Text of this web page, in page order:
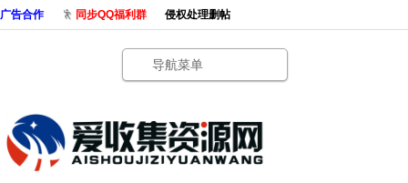
广告合作 同步QQ福利群 侵权处理删帖
导航菜单